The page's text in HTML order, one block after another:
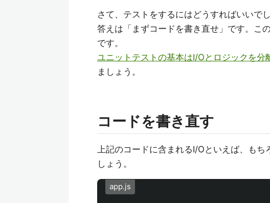
さて、テストをするにはどうすればいいで
答えは「まずコードを書き直せ」です。こ
です。
ユニットテストの基本はI/Oとロジックを分
ましょう。
コードを書き直す
上記のコードに含まれるI/Oといえば、もち
しょう。
app.js